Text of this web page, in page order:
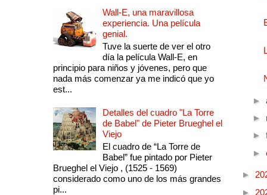
Wall-E, una maravillosa
experiencia. Una película
genial.
Tuve la suerte de ver el otro
día la película Wall-E, en
principio para niños y jóvenes, pero que
nada más comenzar ya me indicó que yo
est...
Detalles del cuadro "La Torre
de Babel" de Pieter Brueghel el
Viejo
El cuadro de “La Torre de
Babel” fue pintado por Pieter
Brueghel el Viejo , (1525 - 1569)
considerado como uno de los más grandes
pi...
►
►
►
►
►
►